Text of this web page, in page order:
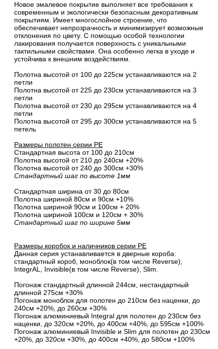
Новое эмалевое покрытие выполняет все требования к
современным и экологически безопасным декоративным
покрытиям. Имеет многослойное строение, что
обеспечивает непрозрачность и минимизирует возможные
отклонения по цвету. С помощью особой технологии
лакирования получается поверхность с уникальными
тактильными свойствами. Она особенно легка в уходе и
устойчива к внешним воздействиям.
Полотна высотой от 100 до 225см устанавливаются на 2
петли
Полотна высотой от 225 до 230см устанавливаются на 3
петли
Полотна высотой от 230 до 295см устанавливаются на 4
петли
Полотна высотой от 295 до 300см устанавливаются на 5
петель
Размеры полотен серии PE
Стандартная высота от 100 до 210см
Полотна высотой от 210 до 240см +20%
Полотна высотой от 240 до 300см +30%
Стандартный шаг по высоте 1мм
Стандартная ширина от 30 до 80см
Полотна шириной 80cм и 90cм +10%
Полотна шириной 90см и 100см + 20%
Полотна шириной 100см и 120см + 30%
Стандартный шаг по ширине 5мм
Размеры коробок и наличников серии PE
Данная серия устанавливается в дверные короба:
стандартный короб, моноблок(в том числе Reverse),
IntegrAL, Invisible(в том числе Reverse), Slim.
Погонаж стандартный длинной 244см, нестандартный
длинной 275см +30%
Погонаж моноблок для полотен до 210см без наценки, до
240см +20%, до 260см +30%
Погонаж алюминиевый Integral для полотен до 230см без
наценки, до 320см +20%, до 400см +40%, до 595см +100%
Погонаж алюминиевый Invisible и Slim для полотен до 230см
+20%, до 320см +30%, до 400см +40%, до 580см +100%